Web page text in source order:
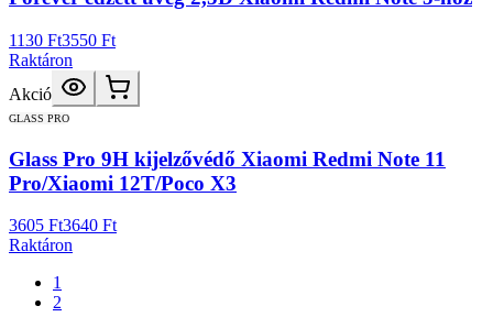
1130 Ft3550 Ft
Raktáron
Akció
GLASS PRO
Glass Pro 9H kijelzővédő Xiaomi Redmi Note 11
Pro/Xiaomi 12T/Poco X3
3605 Ft3640 Ft
Raktáron
1
2